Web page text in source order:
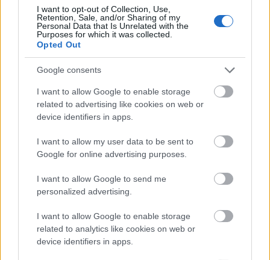
I want to opt-out of Collection, Use,
Retention, Sale, and/or Sharing of my
Personal Data that Is Unrelated with the
Purposes for which it was collected.
Opted Out
Google consents
I want to allow Google to enable storage
related to advertising like cookies on web or
device identifiers in apps.
I want to allow my user data to be sent to
Google for online advertising purposes.
I want to allow Google to send me
personalized advertising.
I want to allow Google to enable storage
related to analytics like cookies on web or
device identifiers in apps.
oltásellenesség a gyermekorvosi
rendelőkben
Szólj hozzá!
A hozzászóláshoz be kell lépned!
VAGY